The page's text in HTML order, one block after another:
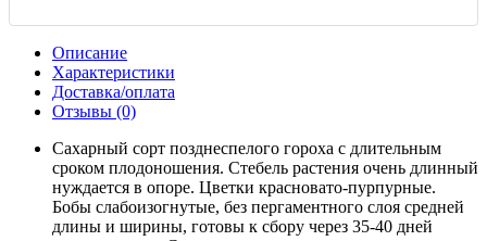
Описание
Характеристики
Доставка/оплата
Отзывы (0)
Сахарный сорт позднеспелого гороха с длительным
сроком плодоношения. Стебель растения очень длинный
нуждается в опоре. Цветки красновато-пурпурные.
Бобы слабоизогнутые, без пергаментного слоя средней
длины и ширины, готовы к сбору через 35-40 дней